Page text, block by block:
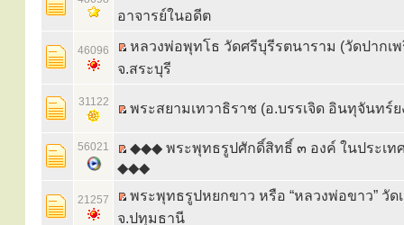
อาจารย์ในอดีต
46096
หลวงพ่อพุทโธ วัดศรีบุรีรตนาราม (วัดปากเพ
จ.สระบุรี
31122 พระสยามเทวาธิราช (อ.บรรเจิด อินทุจันทร์ย
56021
◆◆◆ พระพุทธรูปศักดิ์สิทธิ์ ๓ องค์ ในประเท
◆◆◆
21257
พระพุทธรูปหยกขาว หรือ “หลวงพ่อขาว” วัด
จ.ปทุมธานี